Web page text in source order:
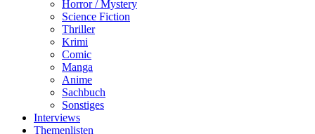
Horror / Mystery
Science Fiction
Thriller
Krimi
Comic
Manga
Anime
Sachbuch
Sonstiges
Interviews
Themenlisten